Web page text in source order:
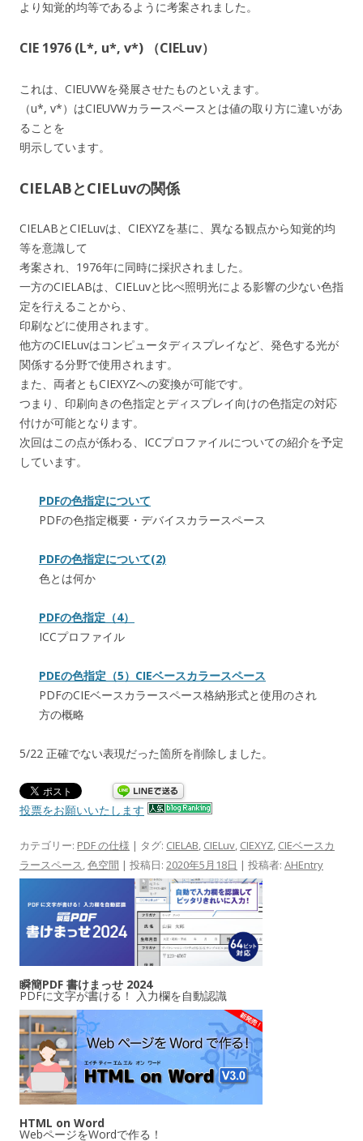
より知覚的均等であるように考案されました。
CIE 1976 (L*, u*, v*) （CIELuv）
これは、CIEUVWを発展させたものといえます。
（u*, v*）はCIEUVWカラースペースとは値の取り方に違いがあ
ることを
明示しています。
CIELABとCIELuvの関係
CIELABとCIELuvは、CIEXYZを基に、異なる観点から知覚的均
等を意識して
考案され、1976年に同時に採択されました。
一方のCIELABは、CIELuvと比べ照明光による影響の少ない色指
定を行えることから、
印刷などに使用されます。
他方のCIELuvはコンピュータディスプレイなど、発色する光が
関係する分野で使用されます。
また、両者ともCIEXYZへの変換が可能です。
つまり、印刷向きの色指定とディスプレイ向けの色指定の対応
付けが可能となります。
次回はこの点が係わる、ICCプロファイルについての紹介を予定
しています。
PDFの色指定について
PDFの色指定概要・デバイスカラースペース
PDFの色指定について(2)
色とは何か
PDFの色指定（4）
ICCプロファイル
PDEの色指定（5）CIEベースカラースペース
PDFのCIEベースカラースペース格納形式と使用のされ
方の概略
5/22 正確でない表現だった箇所を削除しました。
投票をお願いいたします
カテゴリー: PDF の仕様 | タグ: CIELAB, CIELuv, CIEXYZ, CIEベースカ
ラースペース,色空間 | 投稿日: 2020年5月18日 | 投稿者: AHEntry
瞬簡PDF 書けまっせ 2024
PDFに文字が書ける！ 入力欄を自動認識
HTML on Word
WebページをWordで作る！